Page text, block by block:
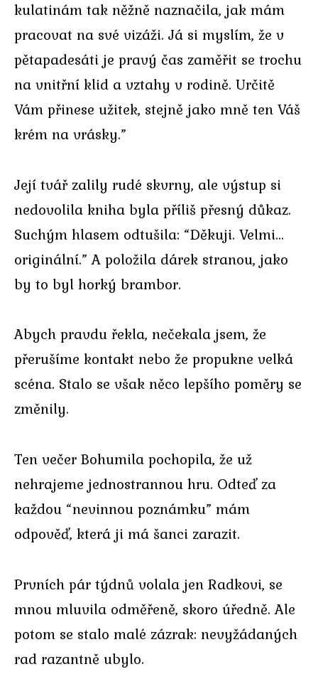
kulatinám tak něžně naznačila, jak mám
pracovat na své vizáži. Já si myslím, že v
pětapadesáti je pravý čas zaměřit se trochu
na vnitřní klid a vztahy v rodině. Určitě
Vám přinese užitek, stejně jako mně ten Váš
krém na vrásky.”
Její tvář zalily rudé skvrny, ale výstup si
nedovolila kniha byla příliš přesný důkaz.
Suchým hlasem odtušila: “Děkuji. Velmi…
originální.” A položila dárek stranou, jako
by to byl horký brambor.
Abych pravdu řekla, nečekala jsem, že
přerušíme kontakt nebo že propukne velká
scéna. Stalo se však něco lepšího poměry se
změnily.
Ten večer Bohumila pochopila, že už
nehrajeme jednostrannou hru. Odteď za
každou “nevinnou poznámku” mám
odpověď, která ji má šanci zarazit.
Prvních pár týdnů volala jen Radkovi, se
mnou mluvila odměřeně, skoro úředně. Ale
potom se stalo malé zázrak: nevyžádaných
rad razantně ubylo.